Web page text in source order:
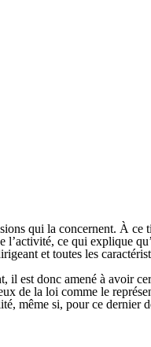
qui la concernent. À ce
l’activité, ce qui explique
et toutes les
il est donc amené à avoir
de la loi comme le
même si, pour ce dernier